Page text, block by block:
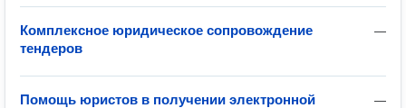
—
Комплексное юридическое сопровождение
тендеров
—
Помощь юристов в получении электронной